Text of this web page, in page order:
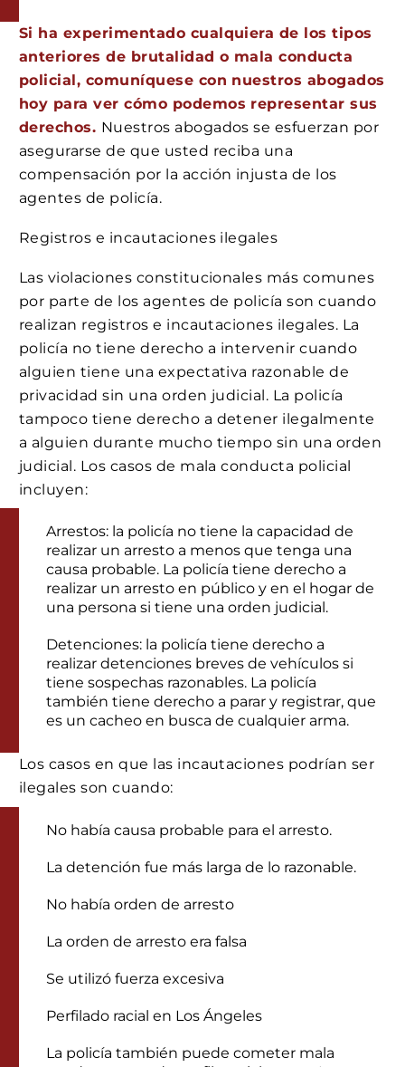
Si ha experimentado cualquiera de los tipos
anteriores de brutalidad o mala conducta
policial, comuníquese con nuestros abogados
hoy para ver cómo podemos representar sus
derechos. Nuestros abogados se esfuerzan por
asegurarse de que usted reciba una
compensación por la acción injusta de los
agentes de policía.
Registros e incautaciones ilegales
Las violaciones constitucionales más comunes
por parte de los agentes de policía son cuando
realizan registros e incautaciones ilegales. La
policía no tiene derecho a intervenir cuando
alguien tiene una expectativa razonable de
privacidad sin una orden judicial. La policía
tampoco tiene derecho a detener ilegalmente
a alguien durante mucho tiempo sin una orden
judicial. Los casos de mala conducta policial
incluyen:
Arrestos: la policía no tiene la capacidad de
realizar un arresto a menos que tenga una
causa probable. La policía tiene derecho a
realizar un arresto en público y en el hogar de
una persona si tiene una orden judicial.
Detenciones: la policía tiene derecho a
realizar detenciones breves de vehículos si
tiene sospechas razonables. La policía
también tiene derecho a parar y registrar, que
es un cacheo en busca de cualquier arma.
Los casos en que las incautaciones podrían ser
ilegales son cuando:
No había causa probable para el arresto.
La detención fue más larga de lo razonable.
No había orden de arresto
La orden de arresto era falsa
Se utilizó fuerza excesiva
Perfilado racial en Los Ángeles
La policía también puede cometer mala